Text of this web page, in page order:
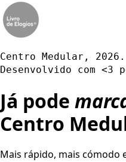
Centro Medular,
Desenvolvido com <3
Já pode
Centro
Mais rápido, mais cómodo